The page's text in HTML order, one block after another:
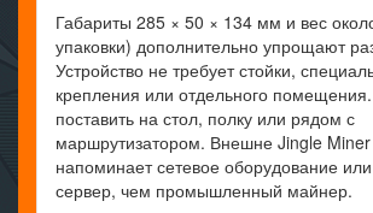
Габариты 285 × 50 × 134 мм и вес
упаковки) дополнительно упрощают
Устройство не требует стойки,
крепления или отдельного
поставить на стол, полку или рядом с
маршрутизатором. Внешне Jingle
напоминает сетевое оборудование
сервер, чем промышленный майнер.